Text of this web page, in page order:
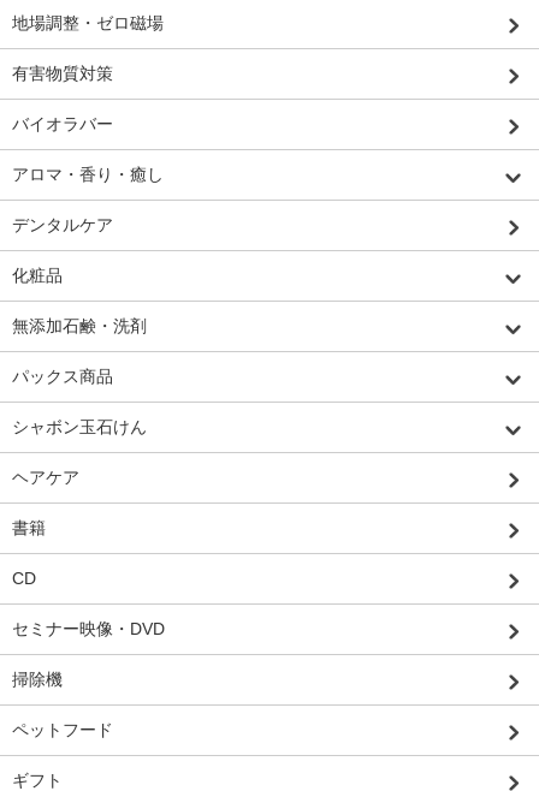
地場調整・ゼロ磁場
有害物質対策
バイオラバー
アロマ・香り・癒し
デンタルケア
化粧品
無添加石鹸・洗剤
パックス商品
シャボン玉石けん
ヘアケア
書籍
CD
セミナー映像・DVD
掃除機
ペットフード
ギフト